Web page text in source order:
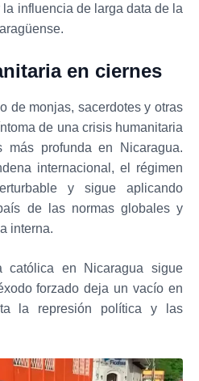
influencia de larga data de la
en ciernes
de monjas, sacerdotes y otras
de una crisis humanitaria
más profunda en Nicaragua.
internacional, el régimen
y sigue aplicando
de las normas globales y
interna.
en Nicaragua sigue
forzado deja un vacío en
la represión política y las